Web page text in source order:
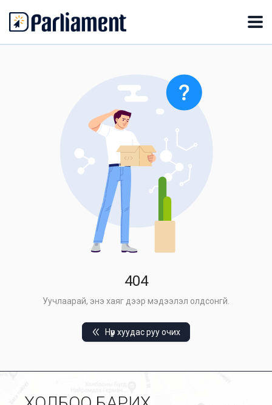
404
Уучлаарай, энэ хаяг дээр мэдээлэл олдсонгүй.
Нүүр хуудас руу очих